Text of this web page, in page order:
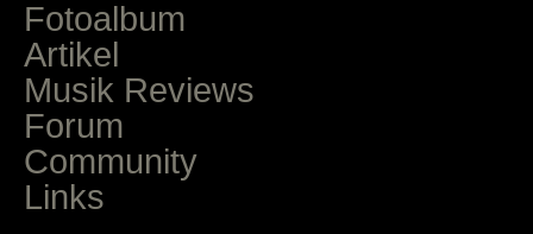
Fotoalbum
Artikel
Musik Reviews
Forum
Community
Links